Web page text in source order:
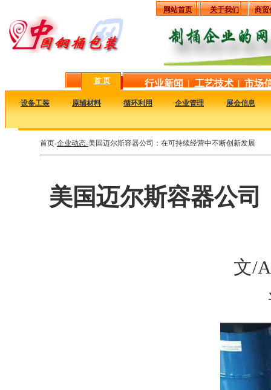
网站首页 关于我们 商贸
首 页 行业新闻 | 工艺技术 | 市场
·设备工装 ·原辅材料 ·循环利用 ·企业管理 ·展会信息
首页-企业动态-美国迈尔斯容器公司：在可持续经营中不断创新发展
美国迈尔斯容器公
文/